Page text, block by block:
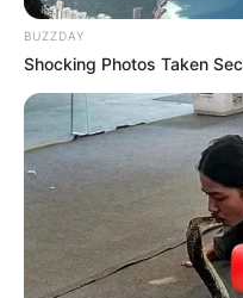
BUZZDAY
Shocking Photos Taken